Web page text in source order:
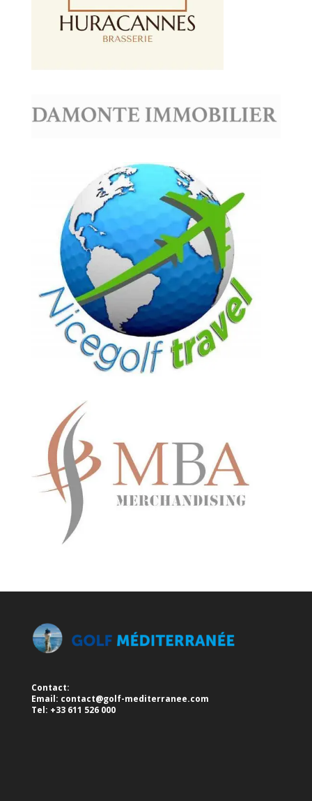
Contact:
Email: contact@golf-mediterranee.com
Tel: +33 611 526 000